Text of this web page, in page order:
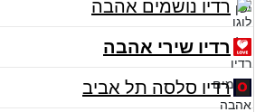
רדיו נושמים אהבה
רדיו שירי אהבה
רדיו סלסה תל אביב